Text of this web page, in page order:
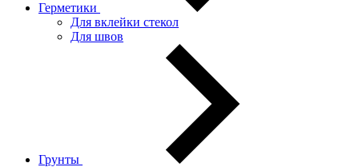
Герметики
Для вклейки стекол
Для швов
Грунты